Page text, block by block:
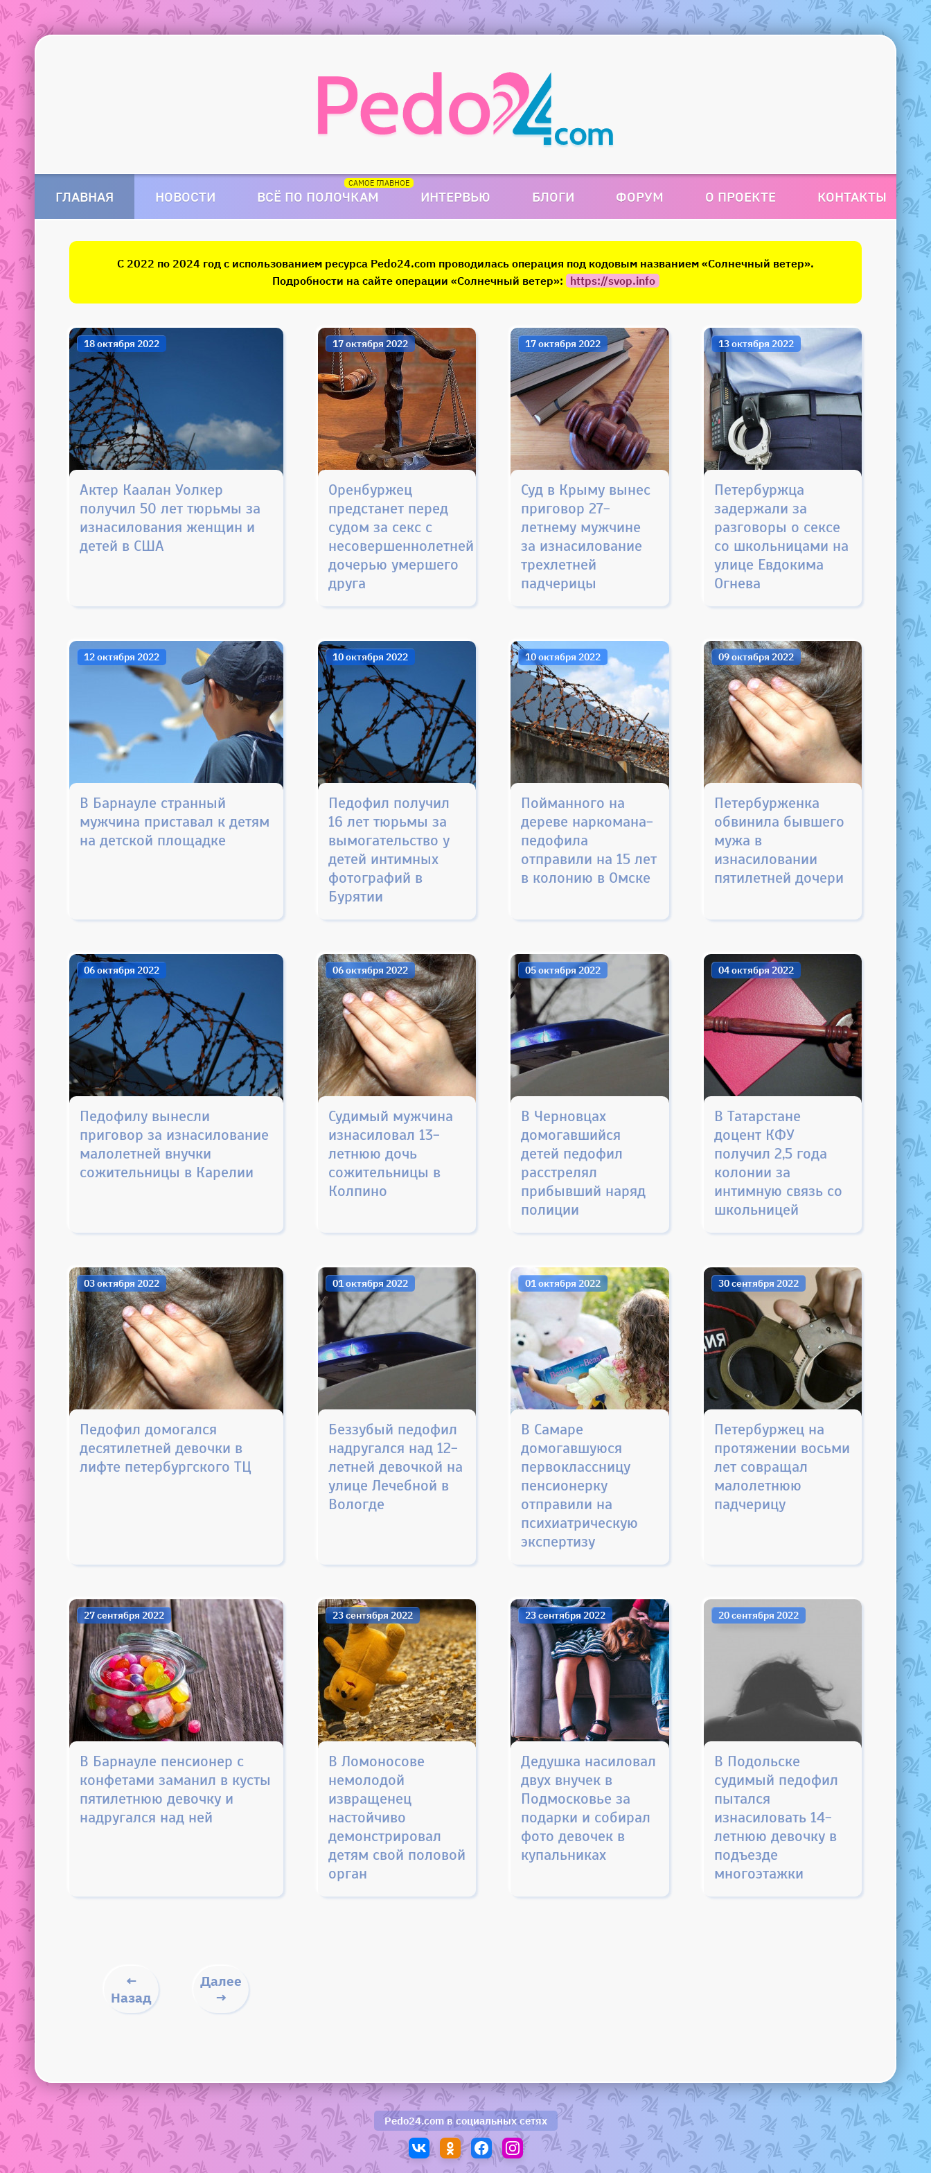
ГЛАВНАЯ НОВОСТИ ВСЁ ПО ПОЛОЧКАМ ИНТЕРВЬЮ БЛОГИ ФОРУМ О ПРОЕКТЕ КОНТАКТЫ
С 2022 по 2024 год с использованием ресурса Pedo24.com проводилась операция под кодовым названием «Солнечный ветер».
Подробности на сайте операции «Солнечный ветер»: https://svop.info
Актер Каалан Уолкер
получил 50 лет тюрьмы за
изнасилования женщин и
детей в США
18 октября 2022
Оренбуржец
предстанет перед
судом за секс с
несовершеннолетней
дочерью умершего
друга
17 октября 2022
Суд в Крыму вынес
приговор 27-
летнему мужчине
за изнасилование
трехлетней
падчерицы
17 октября 2022
Петербуржца
задержали за
разговоры о сексе
со школьницами на
улице Евдокима
Огнева
13 октября 2022
В Барнауле странный
мужчина приставал к детям
на детской площадке
12 октября 2022
Педофил получил
16 лет тюрьмы за
вымогательство у
детей интимных
фотографий в
Бурятии
10 октября 2022
Пойманного на
дереве наркомана-
педофила
отправили на 15 лет
в колонию в Омске
10 октября 2022
Петербурженка
обвинила бывшего
мужа в
изнасиловании
пятилетней дочери
09 октября 2022
Педофилу вынесли
приговор за изнасилование
малолетней внучки
сожительницы в Карелии
06 октября 2022
Судимый мужчина
изнасиловал 13-
летнюю дочь
сожительницы в
Колпино
06 октября 2022
В Черновцах
домогавшийся
детей педофил
расстрелял
прибывший наряд
полиции
05 октября 2022
В Татарстане
доцент КФУ
получил 2,5 года
колонии за
интимную связь со
школьницей
04 октября 2022
Педофил домогался
десятилетней девочки в
лифте петербургского ТЦ
03 октября 2022
Беззубый педофил
надругался над 12-
летней девочкой на
улице Лечебной в
Вологде
01 октября 2022
В Самаре
домогавшуюся
первоклассницу
пенсионерку
отправили на
психиатрическую
экспертизу
01 октября 2022
Петербуржец на
протяжении восьми
лет совращал
малолетнюю
падчерицу
30 сентября 2022
В Барнауле пенсионер с
конфетами заманил в кусты
пятилетнюю девочку и
надругался над ней
27 сентября 2022
В Ломоносове
немолодой
извращенец
настойчиво
демонстрировал
детям свой половой
орган
23 сентября 2022
Дедушка насиловал
двух внучек в
Подмосковье за
подарки и собирал
фото девочек в
купальниках
23 сентября 2022
В Подольске
судимый педофил
пытался
изнасиловать 14-
летнюю девочку в
подъезде
многоэтажки
20 сентября 2022
←
Назад
Далее
→
Pedo24.comв социальных сетях